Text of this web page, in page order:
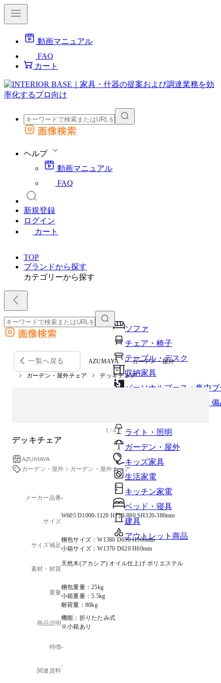
動画マニュアル
FAQ
カート
外部サイトの商品をカートに追加
画像検索
ヘルプ
動画マニュアル
FAQ
新規登録
ログイン
カート
TOP
ブランドから探す
カテゴリーから探す
ソファ
チェア・椅子
テーブル・デスク
収納家具
パーソナルブース・集中
オフィスアクセサリー・
ライト・照明
ガーデン・屋外
キッズ家具
生活家電
キッチン家電
ベッド・寝具
建具
アウトレット商品
外部サイトの商品をカートに追加
他のサイトで見つけた商品ページのURLを貼り付けて、カートに追加できます
画像検索
一覧へ戻る AZUMAYA ガーデン・屋外
ガーデン・屋外チェア デッキチェア
1 / 4
デッキチェア
AZUMAYA
ガーデン・屋外
ガーデン・屋外チェア
メーカー品番-
サイズ
W605 D1000-1120 H730-880 SH320-380mm
サイズ補足
梱包サイズ：W1380 D650 H300mm
小箱サイズ：W1370 D620 H60mm
素材・材質
天然木(アカシア) オイル仕上げ ポリエステル
重量
梱包重量：25kg
小箱重量：5.5kg
耐荷重：80kg
商品説明
機能：折りたたみ式
※小箱あり
特徴-
関連資料
-